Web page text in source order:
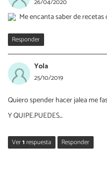
26/04/2020
Me encanta saber de
Responder
Yola
25/10/2019
Quiero spender hacer jalea me
Y QUIPE.PUEDES...
Ver1respuesta Responder